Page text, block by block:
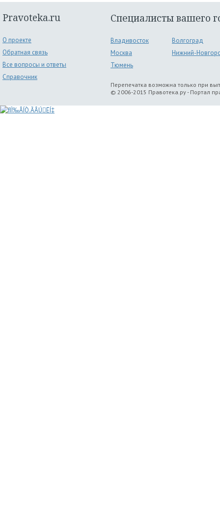
Pravoteka.ru
О проекте
Обратная связь
Все вопросы и ответы
Справочник
Специалисты вашего
Владивосток
Волгоград
Москва
Нижний-
Тюмень
Перепечатка возможна только при
© 2006-2015 Правотека.ру - Портал